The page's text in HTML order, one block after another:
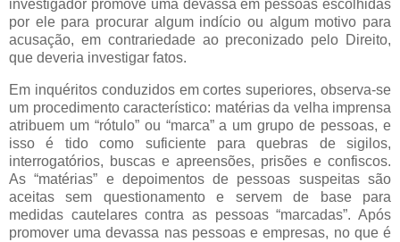
investigador promove uma devassa em pessoas escolhidas
por ele para procurar algum indício ou algum motivo para
acusação, em contrariedade ao preconizado pelo Direito,
que deveria investigar fatos.
Em inquéritos conduzidos em cortes superiores, observa-se
um procedimento característico: matérias da velha imprensa
atribuem um “rótulo” ou “marca” a um grupo de pessoas, e
isso é tido como suficiente para quebras de sigilos,
interrogatórios, buscas e apreensões, prisões e confiscos.
As “matérias” e depoimentos de pessoas suspeitas são
aceitas sem questionamento e servem de base para
medidas cautelares contra as pessoas “marcadas”. Após
promover uma devassa nas pessoas e empresas, no que é